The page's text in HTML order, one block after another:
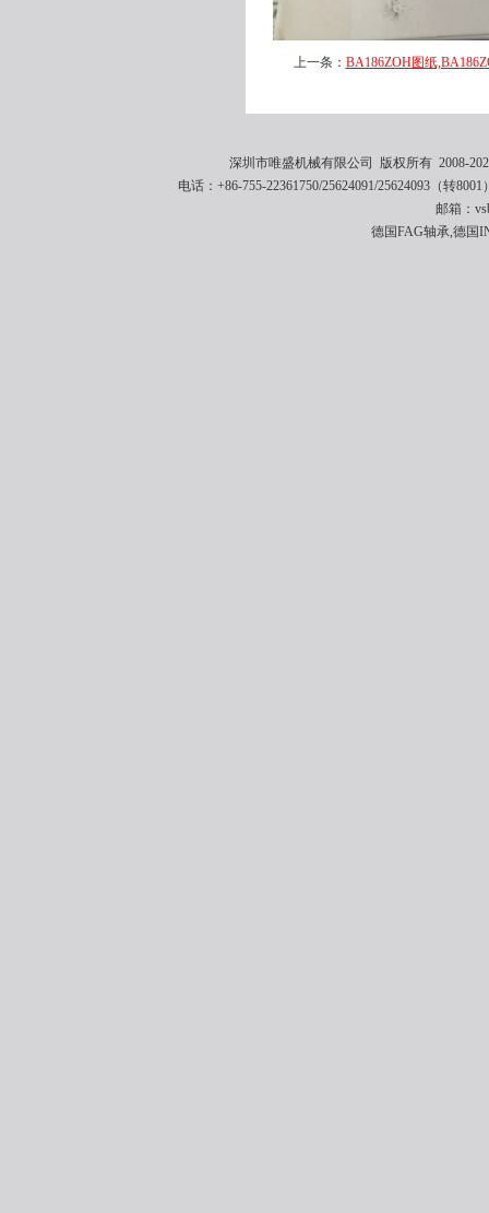
上一条： BA186ZOH图纸
深圳市唯盛机械有限公司 版权所有 2008-
电话：+86-755-22361750/25624091/25624093（转
邮箱：
德国FAG轴承,德国